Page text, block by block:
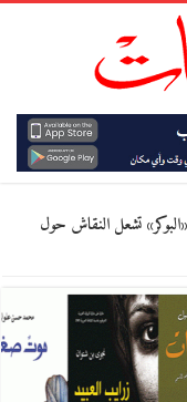
تشعل النقاش حول